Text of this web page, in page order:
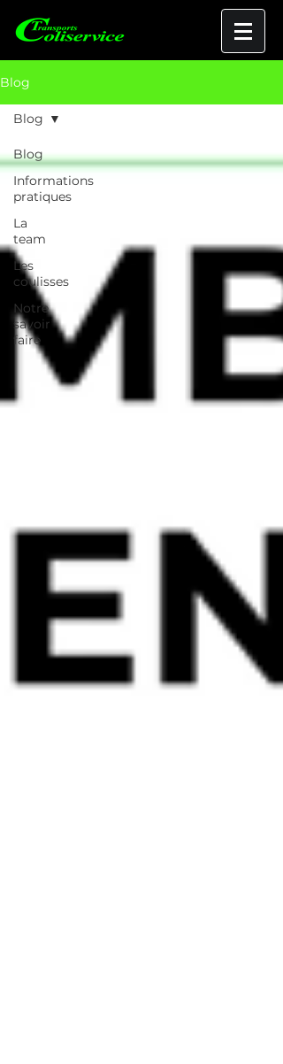
Blog
Blog
Informations
pratiques
La
team
Les
coulisses
Notre
savoir
faire
Blog